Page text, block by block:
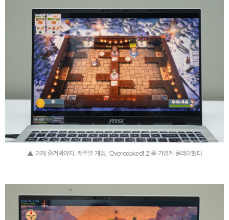
▲ 이제 즐겨봐야지. 캐주얼 게임, 'Overcooked! 2'를 가볍게 플레이했다